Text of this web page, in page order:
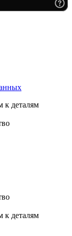
к деталям
к деталям